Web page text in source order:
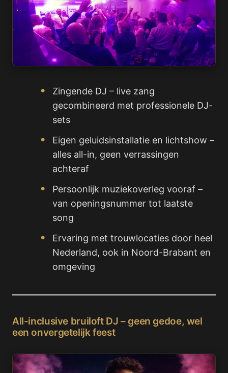
Zingende DJ – live zang
gecombineerd met professionele DJ-
sets
Eigen geluidsinstallatie en lichtshow –
alles all-in, geen verrassingen
achteraf
Persoonlijk muziekoverleg vooraf –
van openingsnummer tot laatste
song
Ervaring met trouwlocaties door heel
Nederland, ook in Noord-Brabant en
omgeving
All-inclusive bruiloft DJ – geen gedoe, wel
een onvergetelijk feest